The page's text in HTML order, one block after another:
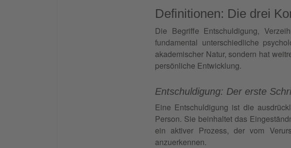
Definitionen: Die drei
Die Begriffe Entschuldigung,
fundamental unterschiedliche
akademischer Natur, sondern hat
persönliche Entwicklung.
Entschuldigung: Der erste
Eine Entschuldigung ist die
Person. Sie beinhaltet das
ein aktiver Prozess, der vom
anzuerkennen.